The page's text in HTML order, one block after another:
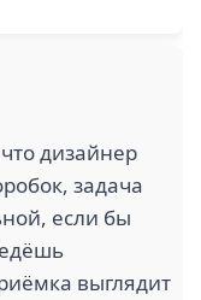
дизайнер
задача
если бы
выглядит